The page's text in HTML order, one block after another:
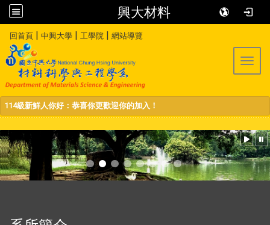
興大材料
回首頁 | 中興大學 | 工學院 | 網站導覽
114級新鮮人你好：恭喜你更歡迎你的加入！